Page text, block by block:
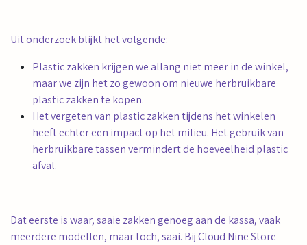
Uit onderzoek blijkt het volgende:
Plastic zakken krijgen we allang niet meer in de winkel,
maar we zijn het zo gewoon om nieuwe herbruikbare
plastic zakken te kopen.
Het vergeten van plastic zakken tijdens het winkelen
heeft echter een impact op het milieu. Het gebruik van
herbruikbare tassen vermindert de hoeveelheid plastic
afval.
Dat eerste is waar, saaie zakken genoeg aan de kassa, vaak
meerdere modellen, maar toch, saai. Bij Cloud Nine Store